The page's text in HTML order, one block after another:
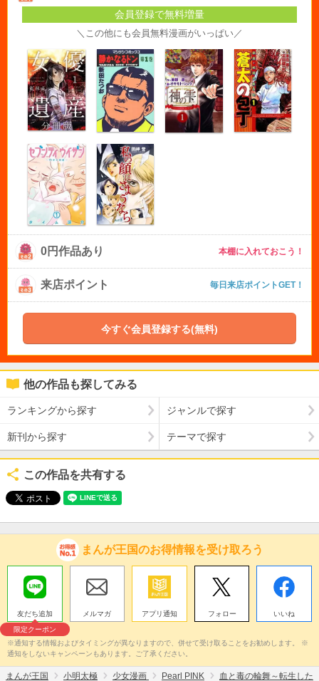
会員登録で無料増量
＼この他にも会員無料漫画がいっぱい／
0円作品あり 本棚に入れておこう！
来店ポイント 毎日来店ポイントGET！
今すぐ会員登録する(無料)
他の作品も探してみる
ランキングから探す ジャンルで探す
新刊から探す テーマで探す
この作品を共有する
まんが王国のお得情報を受け取ろう
友だち追加
限定クーポン
メルマガ アプリ通知 フォロー いいね
※通知する情報およびタイミングが異なりますので、併せて受け取ることをお勧めします。 ※
通知をしないキャンペーンもあります。ご了承ください。
まんが王国 小明太極 少女漫画 Pearl PINK 血と毒の輪舞～転生した